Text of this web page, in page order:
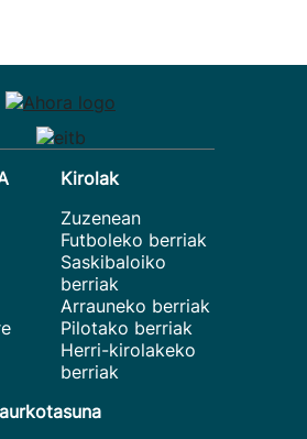
Kirolak
Zuzenean
Futboleko berriak
Saskibaloiko
berriak
Arrauneko berriak
Pilotako berriak
Herri-kirolakeko
berriak